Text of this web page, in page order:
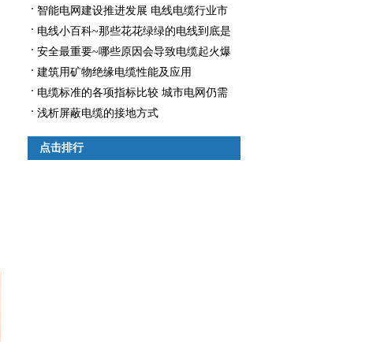
智能电网建设推进发展 电线电缆行业市
场需求广阔
电线小百科~那些花花绿绿的电线到底是
什么意思？
安全最重要~哪些原因会导致电缆起火爆
炸？
建筑用矿物绝缘电缆性能及应用
电缆标准的各项指标比较 城市电网仍需
优先考虑铜电缆
浅析屏蔽电缆的接地方式
点击排行